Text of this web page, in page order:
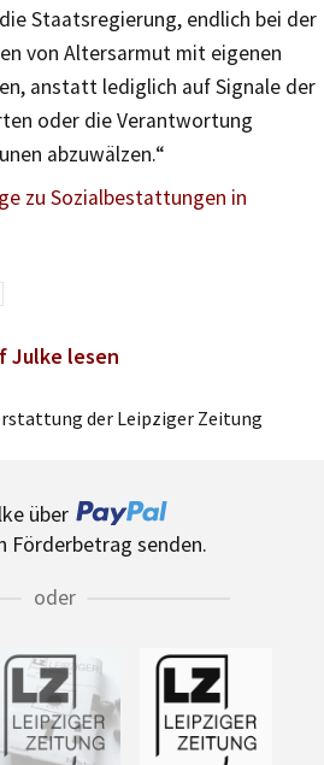
Staatsregierung, endlich bei der
von Altersarmut mit eigenen
anstatt lediglich auf Signale der
oder die Verantwortung
abzuwälzen.“
zu Sozialbestattungen in
Julke lesen
der Leipziger Zeitung
über
Förderbetrag senden.
oder